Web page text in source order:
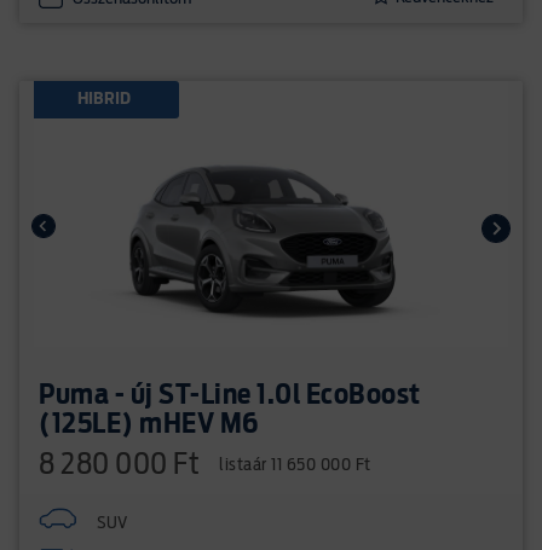
HIBRID
Puma - új ST-Line 1.0l EcoBoost
(125LE) mHEV M6
8 280 000 Ft listaár 11 650 000 Ft
SUV